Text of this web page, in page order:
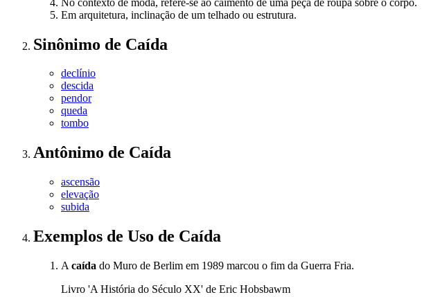
Em arquitetura, inclinação de um telhado ou estrutura.
Sinônimo de Caída
declínio
descida
pendor
queda
tombo
Antônimo de Caída
ascensão
elevação
subida
Exemplos de Uso de Caída
A caída do Muro de Berlim em 1989 marcou o fim da Guerra Fria.
Livro 'A História do Século XX' de Eric Hobsbawm